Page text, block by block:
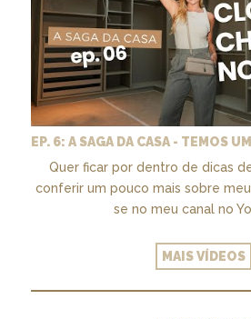
Quer ficar por dentro de dicas
conferir um pouco mais sobre
se no meu canal no
MAIS VÍDEOS